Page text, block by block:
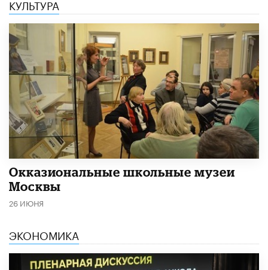
КУЛЬТУРА
​Окказиональные школьные музеи
Москвы
26 ИЮНЯ
ЭКОНОМИКА